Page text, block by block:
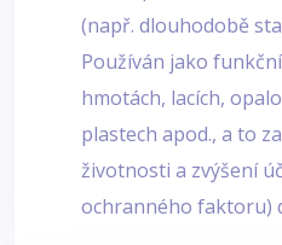
(např. dlouhodobě
Používán jako
hmotách, lacích,
plastech apod., a to
životnosti a zvýšení
ochranného faktoru)